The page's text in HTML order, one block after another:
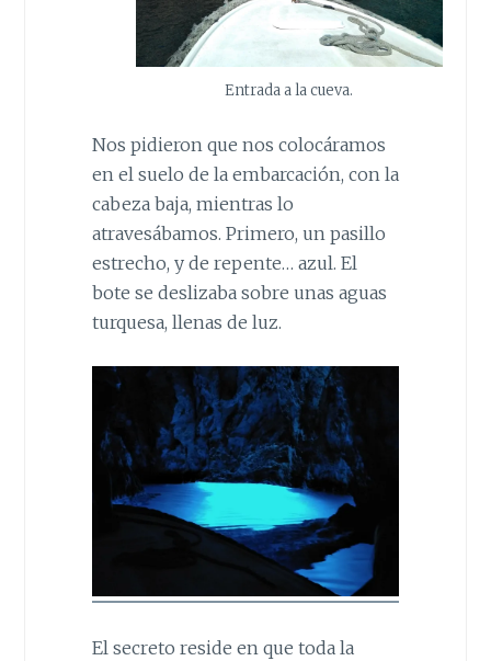
Entrada a la cueva.
Nos pidieron que nos colocáramos
en el suelo de la embarcación, con la
cabeza baja, mientras lo
atravesábamos. Primero, un pasillo
estrecho, y de repente… azul. El
bote se deslizaba sobre unas aguas
turquesa, llenas de luz.
El secreto reside en que toda la